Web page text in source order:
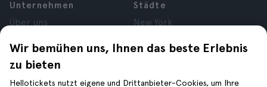
Wir bemühen uns, Ihnen das beste Erlebnis
zu bieten
Hellotickets nutzt eigene und Drittanbieter-Cookies, um Ihre
Unternehmen
Über uns
Partner
Bewertungen
Datenschutz
Städte
New York
Paris
Granada